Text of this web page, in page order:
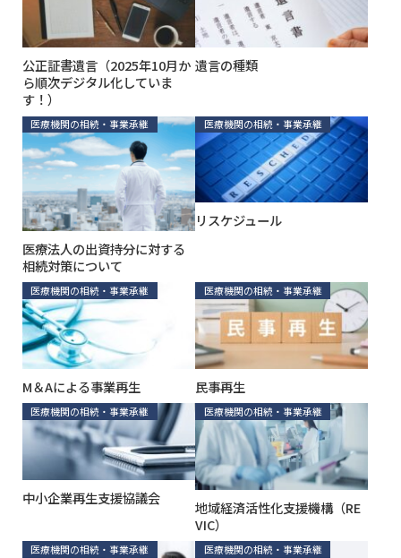
公正証書遺言（2025年10月か
ら順次デジタル化していま
す！）
遺言の種類
医療機関の相続・事業承継
医療法人の出資持分に対する
相続対策について
医療機関の相続・事業承継
リスケジュール
医療機関の相続・事業承継
M＆Aによる事業再生
医療機関の相続・事業承継
民事再生
医療機関の相続・事業承継
中小企業再生支援協議会
医療機関の相続・事業承継
地域経済活性化支援機構（RE
VIC）
医療機関の相続・事業承継 医療機関の相続・事業承継